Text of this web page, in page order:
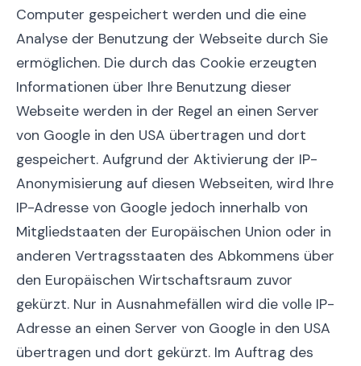
Computer gespeichert werden und die eine
Analyse der Benutzung der Webseite durch Sie
ermöglichen. Die durch das Cookie erzeugten
Informationen über Ihre Benutzung dieser
Webseite werden in der Regel an einen Server
von Google in den USA übertragen und dort
gespeichert. Aufgrund der Aktivierung der IP-
Anonymisierung auf diesen Webseiten, wird Ihre
IP-Adresse von Google jedoch innerhalb von
Mitgliedstaaten der Europäischen Union oder in
anderen Vertragsstaaten des Abkommens über
den Europäischen Wirtschaftsraum zuvor
gekürzt. Nur in Ausnahmefällen wird die volle IP-
Adresse an einen Server von Google in den USA
übertragen und dort gekürzt. Im Auftrag des